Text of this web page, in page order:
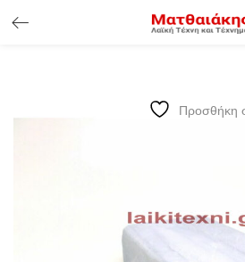
Προσθήκη
ΕΊΣΟΔΟΣ ΠΕΛΑΤΏΝ
Υπενθύμιση κωδικού